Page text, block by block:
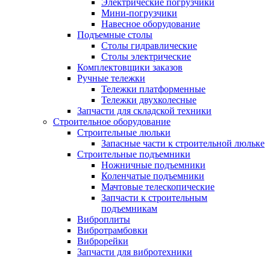
Электрические погрузчики
Мини-погрузчики
Навесное оборудование
Подъемные столы
Столы гидравлические
Столы электрические
Комплектовщики заказов
Ручные тележки
Тележки платформенные
Тележки двухколесные
Запчасти для складской техники
Строительное оборудование
Строительные люльки
Запасные части к строительной люльке
Строительные подъемники
Ножничные подъемники
Коленчатые подъемники
Мачтовые телескопические
Запчасти к строительным
подъемникам
Виброплиты
Вибротрамбовки
Виброрейки
Запчасти для вибротехники